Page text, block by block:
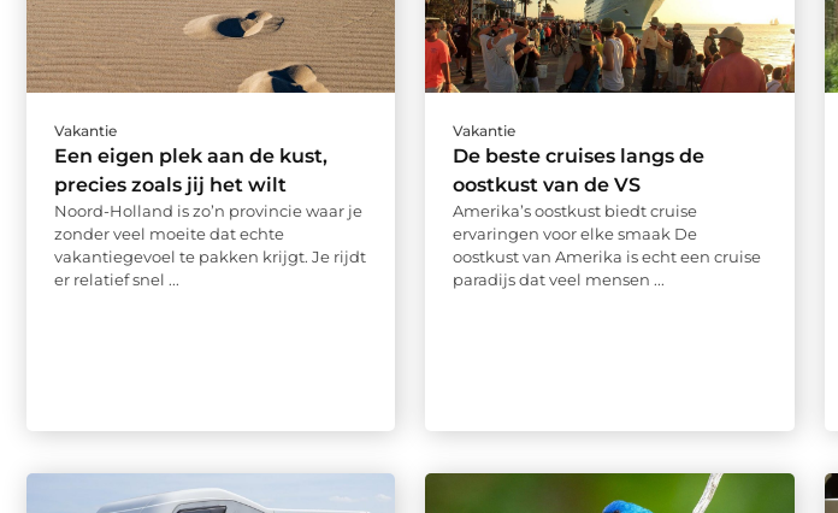
Vakantie
Een eigen plek aan de kust,
precies zoals jij het wilt
Noord-Holland is zo’n provincie waar je
zonder veel moeite dat echte
vakantiegevoel te pakken krijgt. Je rijdt
er relatief snel ...
Vakantie
De beste cruises langs de
oostkust van de VS
Amerika’s oostkust biedt cruise
ervaringen voor elke smaak De
oostkust van Amerika is echt een cruise
paradijs dat veel mensen ...